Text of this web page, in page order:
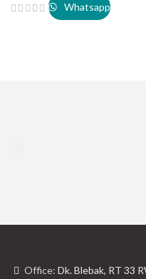
Whatsapp
Office: Dk. Blebak, RT 33